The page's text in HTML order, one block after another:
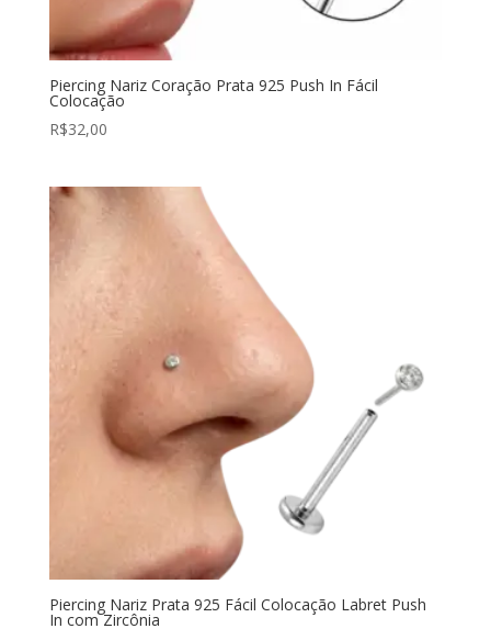
Piercing Nariz Coração Prata 925 Push In Fácil
Colocação
R$32,00
Piercing Nariz Prata 925 Fácil Colocação Labret Push
In com Zircônia